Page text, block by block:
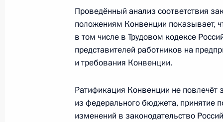
Дмитрий Медведев принял
посвящённой Празднику весны и
1 мая 2012 года, 11:00
двадцати»
3 ноября 2011 года, 22:30
Проведённый анализ соответствия
положениям Конвенции показывает,
в том числе в Трудовом кодексе
представителей работников на
и требования Конвенции.
Ратификация Конвенции не повлечёт
из федерального бюджета, принятие
изменений в законодательство